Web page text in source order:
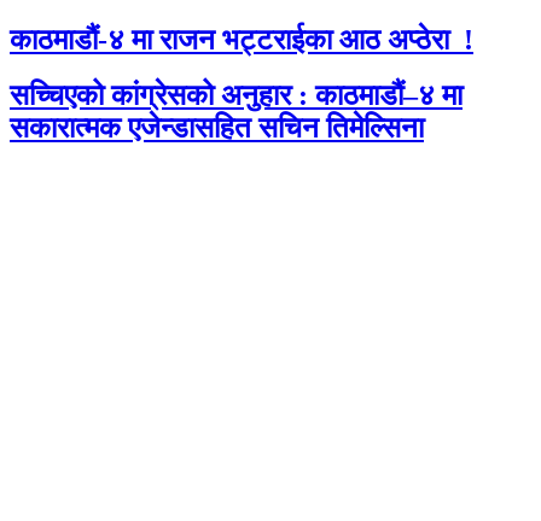
काठमाडौं-४ मा राजन भट्टराईका आठ अप्ठेरा !
सच्चिएको कांग्रेसको अनुहार : काठमाडौं–४ मा
सकारात्मक एजेन्डासहित सचिन तिमेल्सिना